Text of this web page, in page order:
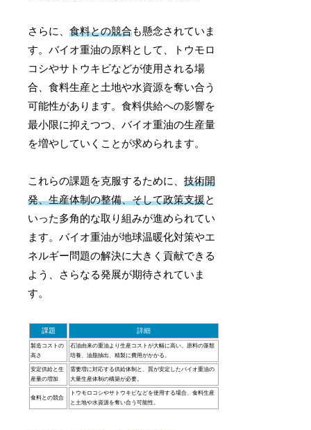
さらに、食料との競合も懸念されていま
す。バイオ重油の原料として、トウモロ
コシやサトウキビなどが使用される場
合、食料生産と土地や水資源を奪い合う
可能性があります。食料供給への影響を
最小限に抑えつつ、バイオ重油の生産量
を増やしていくことが求められます。
これらの課題を克服するために、技術開
発、生産体制の整備、そして政策支援と
いった多角的な取り組みが進められてい
ます。バイオ重油が地球温暖化対策やエ
ネルギー問題の解決に大きく貢献できる
よう、さらなる発展が期待されていま
す。
課題 詳細
製造コストの
高さ
石油由来の重油より生産コストが大幅に高い。原料の藻類
培養、油脂抽出、精製に費用がかかる。
安定供給と生
産量の増加
需要増に対応する供給体制と、質が安定したバイオ重油の
大量生産体制の構築が必要。
食料との競合
トウモロコシやサトウキビなどを使用する場合、食料生産
と土地や水資源を奪い合う可能性。